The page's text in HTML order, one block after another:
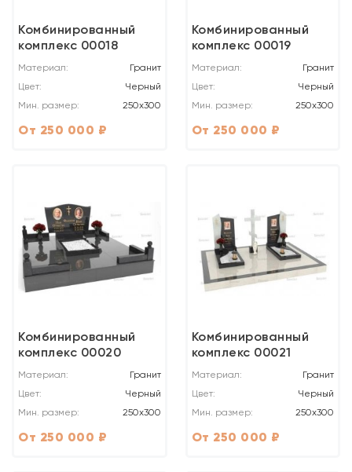
Комбинированный
комплекс 00018
Материал:
Гранит
Цвет:
Черный
Мин. размер:
250x300
От 250 000 ₽
Комбинированный
комплекс 00019
Материал:
Гранит
Цвет:
Черный
Мин. размер:
250x300
От 250 000 ₽
Комбинированный
комплекс 00020
Материал:
Гранит
Цвет:
Черный
Мин. размер:
250x300
От 250 000 ₽
Комбинированный
комплекс 00021
Материал:
Гранит
Цвет:
Черный
Мин. размер:
250x300
От 250 000 ₽